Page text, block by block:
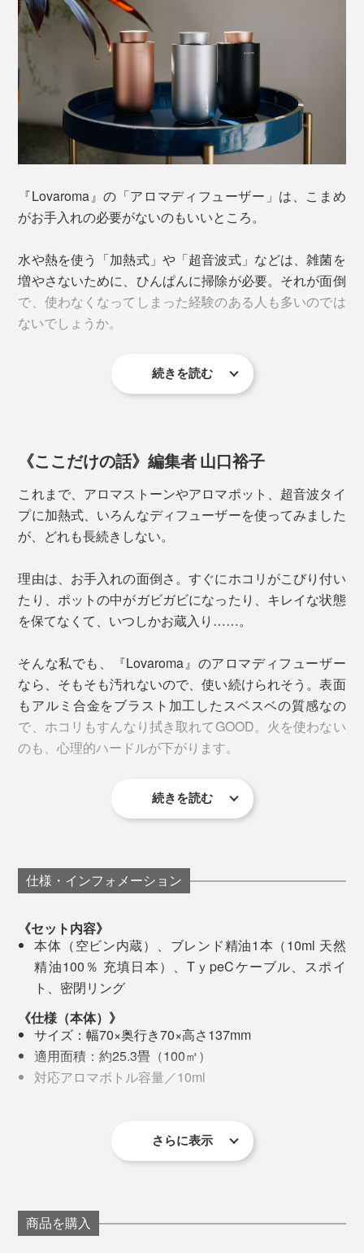
お部屋全体を香らせたい場合は、「中モード」。
お店やオフィスなど、広い空間で使用する場合は、「大
モード」。最大約25.3畳（100㎥）の広さで使えます。
タイマーは、1時間／2時間／4時間の3種類。タイマー
ボタンをそれぞれ1回／2回／3回タップして選べばセッ
ト完了。必ずどれかを選ぶ設定になっているので、消し
忘れの心配はありません。
セット内容は、本体（空のオイルボトル付き）、ブレンド精油10ml、スポイト、
TypeCケーブル
「小モード」で１日5時間使用した場合、10mlボトルで
約１ヶ月使えますが、実際は短時間でしっかり香るの
で、意外に長持ち。
使用するオイルは、『Lovaroma』オリジナルの「ブレ
ず天然成分100％のものを使用してください。合成香料
を使用すると、内部に残留物が残りやすく、故障の原因
になります。
※オリジナル「ブレンド精油」以外のオイルを使用した場合は保証の対象になりま
底面に滑り止め付き
作動音は40db（デシベル）と、「図書館レベル」のさ
かもしれませんが、普段のシチュエーションではほとん
ど気にならないと思います。
時間作動します。
気分の切り替えが難しい時におすすめの、軽やかなリフ
レッシュブレンド。グレープフルーツやローズマリーの
爽やかな香りに、ピリッとしたスパイスのアクセントが
加わり、空間をすっきりと整えます。
ワークスペースの香りとしてもぴったり。もうひとがん
ばりしたい時にそっと背中を押してくれます。
【使用精油】グレープフルーツ、ローズマリー、ユーカ
リグロブルス、ペパーミント、オールスパイス
車の中でも使える『Lovaroma』ならではの、ドライブ
リー、ベルガモットなどをブレンドし、清涼感のある香
りが車内に広がります。
人工的な芳香剤が苦手な人にも使いやすく、男女問わ
ず、大人から子どもまで心地よく感じられる自然な香り
【使用精油】レモン、グレープフルーツ、ローズマリ
虫が気になる季節でも強い薬剤の香りは使いたくない、
想いから生まれたハーバルシトラスが香るナチュラルブ
レンド。
『Lovaroma』の「アロマディフューザー」は、こまめ
がお手入れの必要がないのもいいところ。
水や熱を使う「加熱式」や「超音波式」などは、雑菌を
増やさないために、ひんぱんに掃除が必要。それが面倒
で、使わなくなってしまった経験のある人も多いのでは
ないでしょうか。
それに対し、「ネブライザー式」は水や熱を使わないた
お手入れの目安は半年に１度。また、香りが弱くなった
時や、オイルの種類を変える時に、以下の方法でお手入
れしてください。
の状態にして）、アルコールをボトルに注ぐ。
本体に取り付け、約10分間作動させる。
※換気された場所で洗浄をしてください。
たったのこれだけ。こすったり、洗い流したり、道具を
使う必要もなく、あっという間に完了です。
アルコールは、「無水エタノール」または「消毒用エタ
ノール（無香料・添加物なし）」を使用してください。
どちらもドラッグストアなどで購入できます。
長く使い続けられそう。
い、誕生日のプレゼントにもおすすめです。
続きを読む
《ここだけの話》編集者 山口裕子
これまで、アロマストーンやアロマポット、超音波タイ
プに加熱式、いろんなディフューザーを使ってみました
が、どれも長続きしない。
理由は、お手入れの面倒さ。すぐにホコリがこびり付い
たり、ポットの中がガビガビになったり、キレイな状態
を保てなくて、いつしかお蔵入り……。
そんな私でも、『Lovaroma』のアロマディフューザー
なら、そもそも汚れないので、使い続けられそう。表面
もアルミ合金をブラスト加工したスベスベの質感なの
で、ホコリもすんなり拭き取れてGOOD。火を使わない
のも、心理的ハードルが下がります。
オリジナルの「ブレンド精油」も、完成度の高い心地い
い香り。目的別にブレンドされているので、アロマに詳
特に「おやすみ空間」。普段、寝つくまでに30分くらい
より深く休めたのだと思います。
続きを読む
仕様・インフォメーション
《セット内容》
本体（空ビン内蔵）、ブレンド精油1本（10ml 天然
精油100％ 充填日本）、TｙpeCケーブル、スポイ
ト、密閉リング
《仕様（本体）》
サイズ：幅70×奥行き70×高さ137mm
適用面積：約25.3畳（100㎥）
対応アロマボトル容量／10ml
騒音・40db以下
バッテリー：2000mAh（最大57時間稼働）
さらに表示
商品を購入